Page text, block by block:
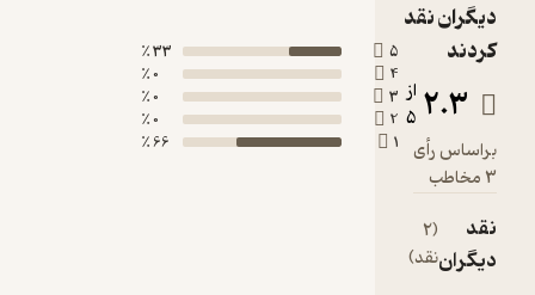
دیگران نقد
کردند
2.3 از
5
براساس رأی
33 ٪
3
2
1
66 ٪
نقد
دیگراننقد)